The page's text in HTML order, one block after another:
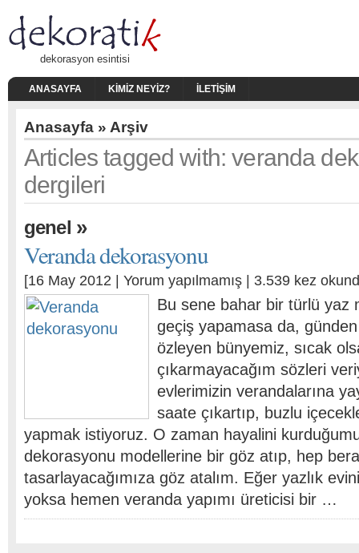
dekorasyon esintisi
ANASAYFA KIMIZ NEYIZ? İLETIŞIM
Anasayfa » Arşiv
Articles tagged with: veranda
dergileri
genel »
Veranda dekorasyonu
[16 May 2012 | Yorum yapılmamış | 3.539 kez
Bu sene bahar bir türlü yaz
geçiş yapamasa da,
özleyen bünyemiz, sıcak
çıkarmayacağım sözleri
evlerimizin verandalarına
saate çıkartıp, buzlu
yapmak istiyoruz. O zaman hayalini
dekorasyonu modellerine bir göz atıp, hep
tasarlayacağımıza göz atalım. Eğer yazlık
yoksa hemen veranda yapımı üreticisi bir …